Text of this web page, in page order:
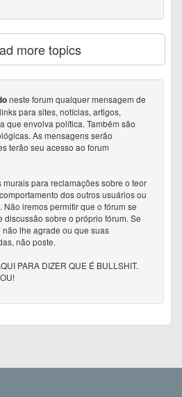
more topics
neste forum qualquer mensagem de
para sites, notícias, artigos,
que envolva política. Também são
As mensagens serão
terão seu acesso ao forum
para reclamações sobre o teor
dos outros usuários ou
iremos permitir que o fórum se
discussão sobre o próprio fórum. Se
lhe agrade ou que suas
não poste.
PARA DIZER QUE É BULLSHIT.